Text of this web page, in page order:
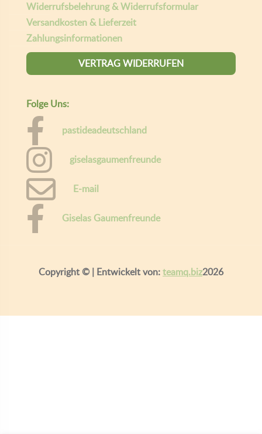
Widerrufsbelehrung & Widerrufsformular
Versandkosten & Lieferzeit
Zahlungsinformationen
VERTRAG WIDERRUFEN
Folge Uns:
pastideadeutschland
giselasgaumenfreunde
E-mail
Giselas Gaumenfreunde
Copyright © | Entwickelt von:teamq.biz2026